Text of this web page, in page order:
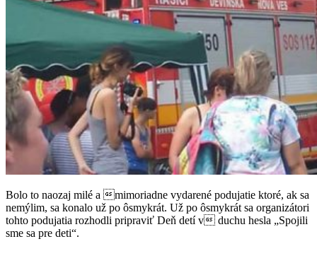
Bolo to naozaj milé a mimoriadne vydarené podujatie ktoré, ak sa
nemýlim, sa konalo už po ôsmykrát. Už po ôsmykrát sa organizátori
tohto podujatia rozhodli pripraviť Deň detí v duchu hesla „Spojili
sme sa pre deti“.